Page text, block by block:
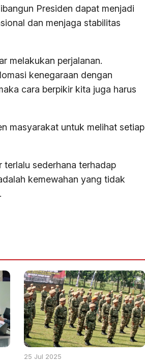
Presiden dapat menjadi
dan menjaga stabilitas
melakukan perjalanan.
kenegaraan dengan
cara berpikir kita juga harus
masyarakat untuk melihat setiap
terlalu sederhana terhadap
kemewahan yang tidak
25 Jul 2025